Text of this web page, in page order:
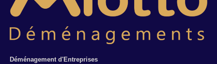
Déménagement d'Entreprises